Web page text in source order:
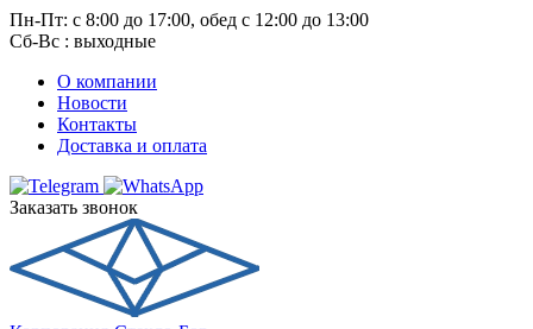
Пн-Пт: с 8:00 до 17:00, обед с 12:00 до 13:00
Сб-Вс : выходные
О компании
Новости
Контакты
Доставка и оплата
Заказать звонок